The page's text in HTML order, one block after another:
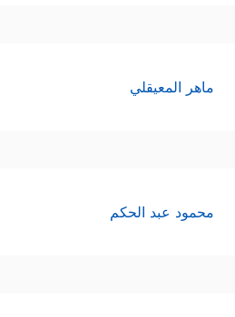
ماهر المعيقلي
محمود عبد الحكم